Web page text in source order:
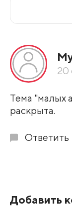
По 20
Тема "малых
раскрыта.
Ответить
Добавить